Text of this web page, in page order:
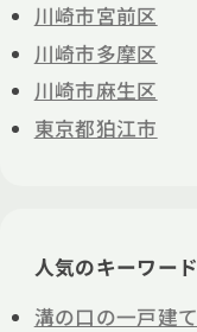
川崎市宮前区
川崎市多摩区
川崎市麻生区
東京都狛江市
人気のキーワード
溝の口の一戸建て